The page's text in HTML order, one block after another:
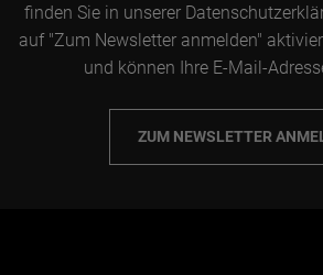
finden Sie in unserer
auf "Zum Newsletter anmelden"
und können Ihre E-Mail-
ZUM NEWSLETTER